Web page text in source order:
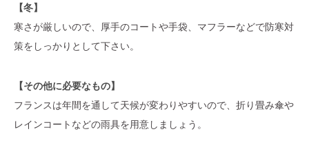
【冬】
寒さが厳しいので、厚手のコートや手袋、マフラーなどで防寒対
策をしっかりとして下さい。
【その他に必要なもの】
フランスは年間を通して天候が変わりやすいので、折り畳み傘や
レインコートなどの雨具を用意しましょう。